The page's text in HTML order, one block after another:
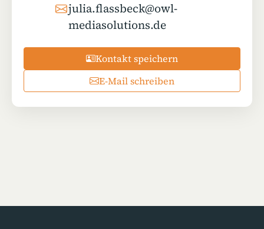
julia.flassbeck@owl-
mediasolutions.de
Kontakt speichern
E-Mail schreiben